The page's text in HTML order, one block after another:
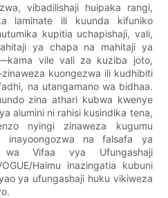
vibadilishaji huipaka rangi,
laminate ili kuunda kifuniko
kupitia uchapishaji, vali,
ya chapa na mahitaji ya
vile vali za kuziba joto,
kuongezwa ili kudhibiti
na utangamano wa bidhaa.
zina athari kubwa kwenye
alumini ni rahisi kusindika tena,
nyingi zinaweza kugumu
inayoongozwa na falsafa ya
wa Vifaa vya Ufungashaji
Haimu inazingatia kubuni
ya ufungashaji huku vikiweza